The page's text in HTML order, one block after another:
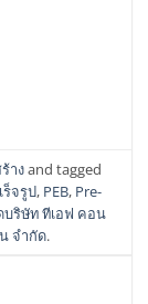
างand tagged
ร็จรูป, PEB, Pre-
บริษัท ทีเอฟ คอน
จำกัด.